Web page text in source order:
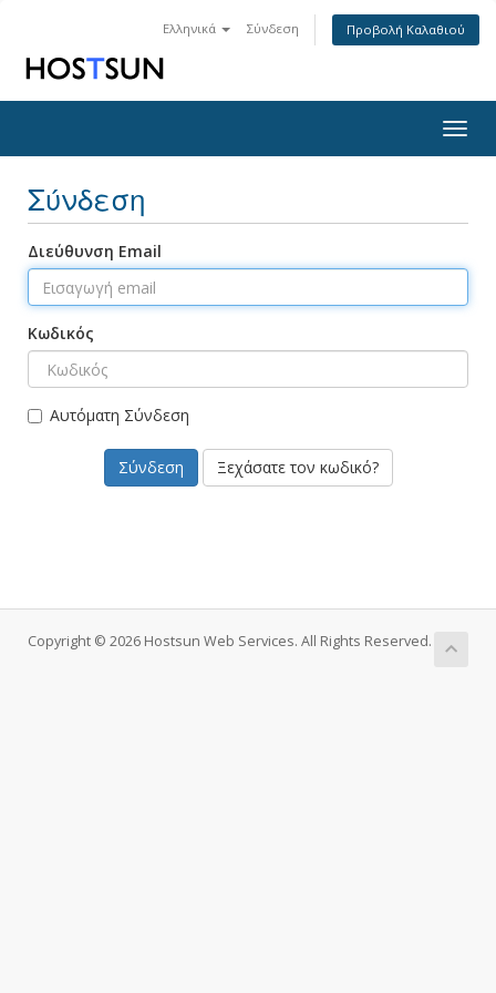
Ελληνικά Σύνδεση Προβολή Καλαθιού
Σύνδεση
Διεύθυνση Email
Κωδικός
Αυτόματη Σύνδεση
Ξεχάσατε τον κωδικό?
Copyright © 2026 Hostsun Web Services. All Rights Reserved.